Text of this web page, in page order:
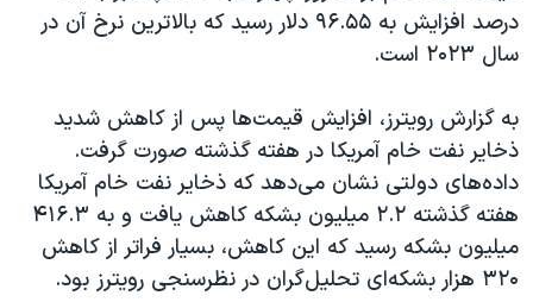
درصد افزایش به ۹۶.۵۵ دلار رسید که بالاترین نرخ آن در
سال ۲۰۲۳ است.
به گزارش رویترز، افزایش قیمت‌ها پس از کاهش شدید
ذخایر نفت خام آمریکا در هفته گذشته صورت گرفت.
داده‌های دولتی نشان می‌دهد که ذخایر نفت خام آمریکا
هفته گذشته ۲.۲ میلیون بشکه کاهش یافت و به ۴۱۶.۳
میلیون بشکه رسید که این کاهش، بسیار فراتر از کاهش
۳۲۰ هزار بشکه‌ای تحلیل‌گران در نظرسنجی رویترز بود.